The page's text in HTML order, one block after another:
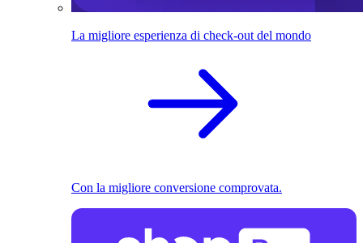
La migliore esperienza di check-out del mondo
Con la migliore conversione comprovata.